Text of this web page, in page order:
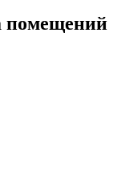
помещений